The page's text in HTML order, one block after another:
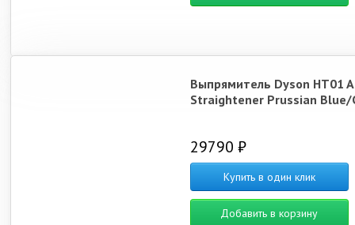
Выпрямитель Dyson HT01
Straightener Prussian Blue/
29790 ₽
Купить в один клик
Добавить в корзину